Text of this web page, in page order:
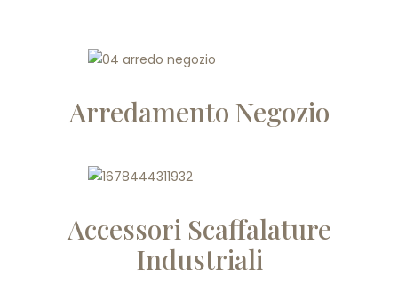
Arredamento Negozio
Accessori Scaffalature
Industriali